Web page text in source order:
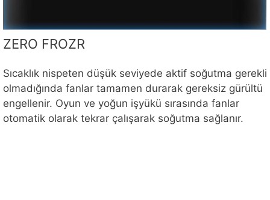
ZERO FROZR
Sıcaklık nispeten düşük seviyede aktif soğutma gerekli
olmadığında fanlar tamamen durarak gereksiz gürültü
engellenir. Oyun ve yoğun işyükü sırasında fanlar
otomatik olarak tekrar çalışarak soğutma sağlanır.